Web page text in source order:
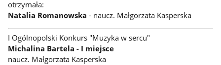
otrzymała:
Natalia Romanowska - naucz. Małgorzata Kasperska
I Ogólnopolski Konkurs "Muzyka w sercu"
Michalina Bartela - I miejsce
naucz. Małgorzata Kasperska